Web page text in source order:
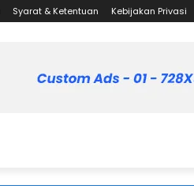
Syarat & Ketentuan Kebijakan Privasi